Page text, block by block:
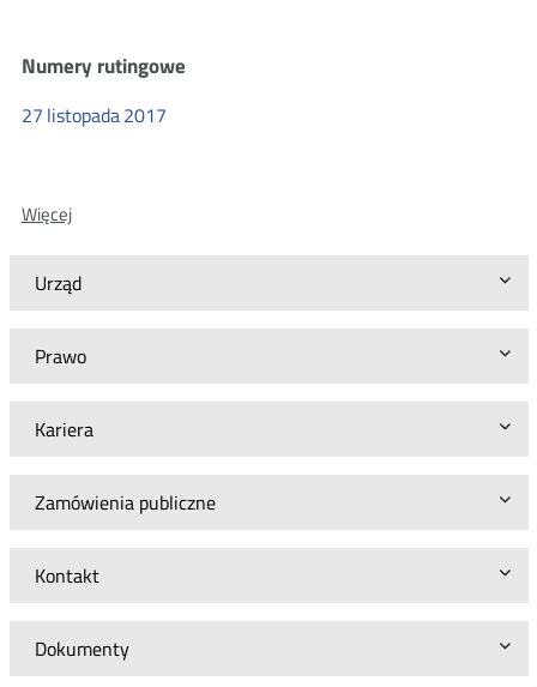
Urząd
Prawo
Kariera
Zamówienia publiczne
Kontakt
Dokumenty
lokalizacji
abonentów
numerów
alarmowych
alarmowych
Numery rutingowe
27 listopada2017
WięcejO: